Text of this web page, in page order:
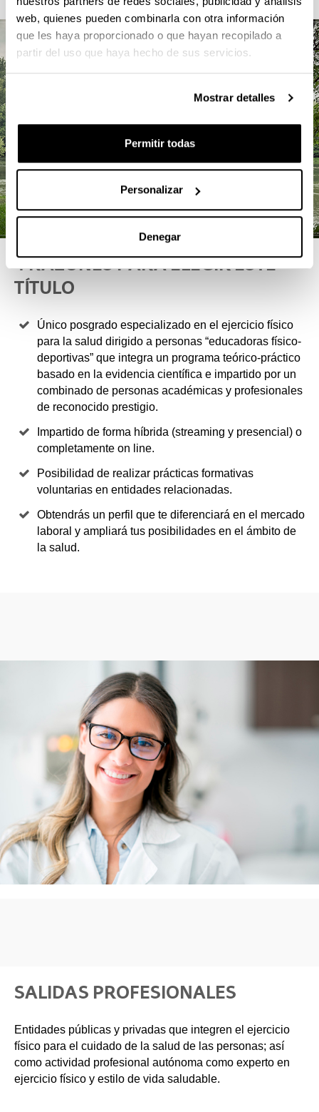
web, quienes pueden combinarla con otra información
que les haya proporcionado o que hayan recopilado a
partir del uso que haya hecho de sus servicios.
Mostrar detalles
Permitir todas
Personalizar
Denegar
4 RAZONES PARA ELEGIR ESTE
TÍTULO
Único posgrado especializado en el ejercicio físico
para la salud dirigido a personas “educadoras físico-
deportivas” que integra un programa teórico-práctico
basado en la evidencia científica e impartido por un
combinado de personas académicas y profesionales
de reconocido prestigio.
Impartido de forma híbrida (streaming y presencial) o
completamente on line.
Posibilidad de realizar prácticas formativas
voluntarias en entidades relacionadas.
Obtendrás un perfil que te diferenciará en el mercado
laboral y ampliará tus posibilidades en el ámbito de
la salud.
SALIDAS PROFESIONALES
Entidades públicas y privadas que integren el ejercicio
físico para el cuidado de la salud de las personas; así
como actividad profesional autónoma como experto en
ejercicio físico y estilo de vida saludable.